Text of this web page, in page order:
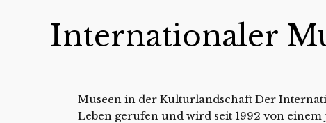
Internationaler
Museen in der Kulturlandschaft Der
Leben gerufen und wird seit 1992 von